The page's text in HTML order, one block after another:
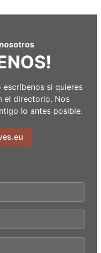
escríbenos si quieres
el directorio. Nos
lo antes posible.